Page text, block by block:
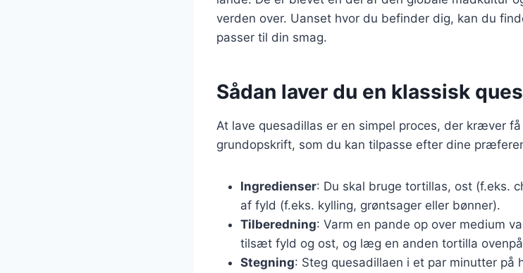
verden over. Uanset hvor du befinder dig, kan du
passer til din smag.
Sådan laver du en klassisk
At lave quesadillas er en simpel proces, der kræver
grundopskrift, som du kan tilpasse efter dine
Ingredienser: Du skal bruge tortillas, ost (f.eks.
af fyld (f.eks. kylling, grøntsager eller bønner).
Tilberedning: Varm en pande op over medium
tilsæt fyld og ost, og læg en anden tortilla
Stegning: Steg quesadillaen i et par minutter på